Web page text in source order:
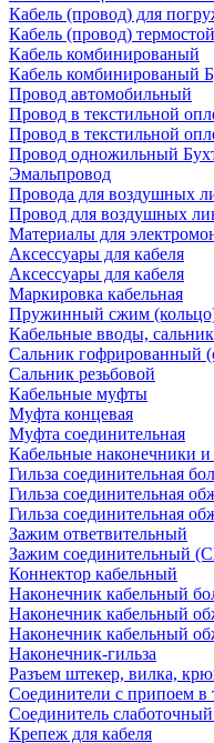
Кабель (провод) для
Кабель (провод)
Кабель комбинированый
Кабель комбинированый
Провод автомобильный
Провод в текстильной
Провод в текстильной
Провод одножильный
Эмальпровод
Провода для воздушных
Провод для воздушных
Материалы для
Аксессуары для кабеля
Аксессуары для кабеля
Маркировка кабельная
Пружинный сжим
Кабельные вводы,
Сальник гофрированный
Сальник резьбовой
Кабельные муфты
Муфта концевая
Муфта соединительная
Кабельные наконечники и
Гильза соединительная
Гильза соединительная
Гильза соединительная
Зажим ответвительный
Зажим соединительный
Коннектор кабельный
Наконечник кабельный
Наконечник кабельный
Наконечник кабельный
Наконечник-гильза
Разъем штекер, вилка,
Соединители с припоем в
Соединитель
Крепеж для кабеля